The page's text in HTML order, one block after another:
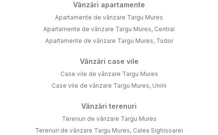
Vânzări apartamente
Apartamente de vânzare Targu Mures
Apartamente de vânzare Targu Mures, Central
Apartamente de vânzare Targu Mures, Tudor
Vânzări case vile
Case vile de vânzare Targu Mures
Case vile de vânzare Targu Mures, Unirii
Vânzări terenuri
Terenuri de vânzare Targu Mures
Terenuri de vânzare Targu Mures, Calea Sighisoarei